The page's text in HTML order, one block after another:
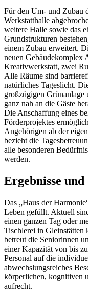
Für den Um- und Zubau
Werkstatthalle
weitere Halle sowie das
Grundstrukturen
einem Zubau erweitert.
neuen Gebäudekomplex
Kreativwerkstatt, zwei
Alle Räume sind
natürliches Tageslicht.
großzügigen Grünanlage
ganz nah an die Gäste
Die Anschaffung eines
Förderprojektes
Angehörigen ab der
bezieht die
alle besonderen
werden.
Ergebnisse
Das „Haus der
Leben gefüllt. Aktuell
einen ganzen Tag oder
Tischlerei in
betreut die Seniorinnen
einer Kapazität von bis
Personal auf die
abwechslungsreiches
körperlichen, kognitiven
aufrecht.